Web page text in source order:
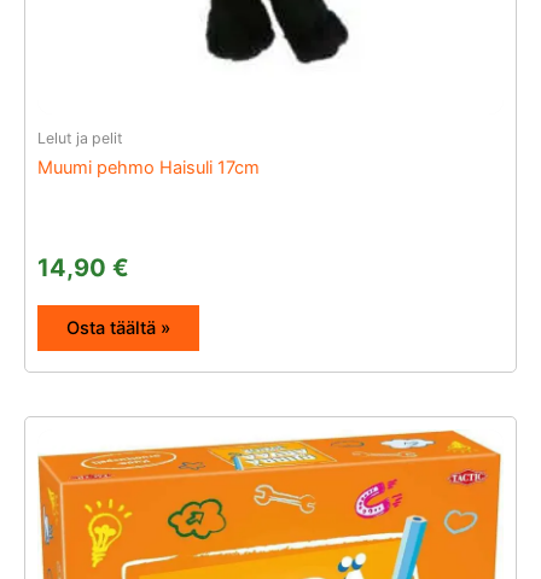
Lelut ja pelit
Muumi pehmo Haisuli 17cm
14,90 €
Osta täältä »